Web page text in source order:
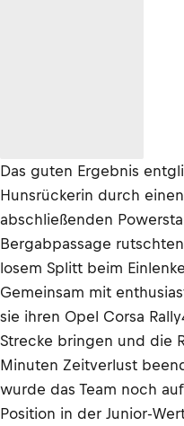
Das guten Ergebnis
Hunsrückerin durch
abschließenden
Bergabpassage
losem Splitt beim
Gemeinsam mit
sie ihren Opel Corsa
Strecke bringen und die
Minuten Zeitverlust
wurde das Team noch
Position in der Junior-